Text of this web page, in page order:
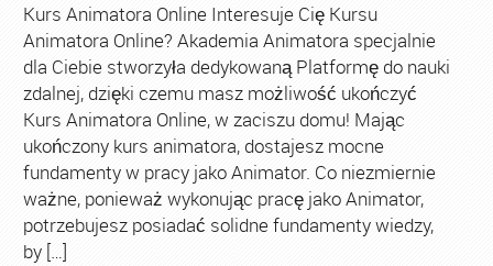
Kurs Animatora Online Interesuje Cię Kursu
Animatora Online? Akademia Animatora specjalnie
dla Ciebie stworzyła dedykowaną Platformę do nauki
zdalnej, dzięki czemu masz możliwość ukończyć
Kurs Animatora Online, w zaciszu domu! Mając
ukończony kurs animatora, dostajesz mocne
fundamenty w pracy jako Animator. Co niezmiernie
ważne, ponieważ wykonując pracę jako Animator,
potrzebujesz posiadać solidne fundamenty wiedzy,
by […]